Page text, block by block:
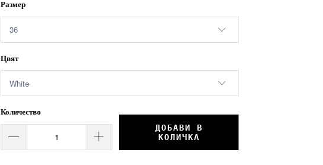
Размер
Цвят
Количество
ДОБАВИ В
КОЛИЧКА